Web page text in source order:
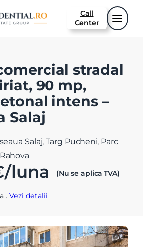
Call
Center
stradal
90 mp,
intens –
Salaj
Salaj, Targ Pucheni, Parc
luna (Nu se aplica TVA)
.Vezi detalii